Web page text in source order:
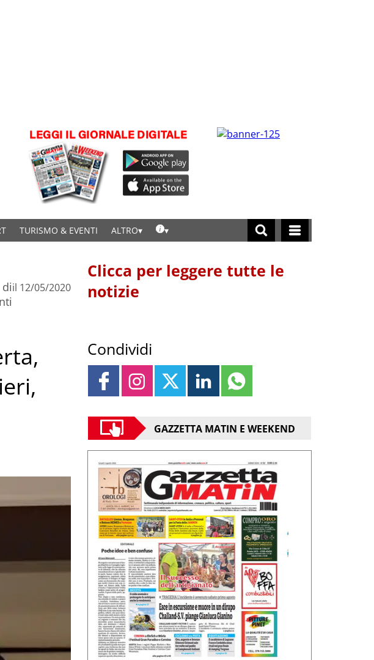
TURISMO & EVENTI ALTRO
diil 12/05/2020
Clicca per leggere tutte le
notizie
Condividi
GAZZETTA MATIN E WEEKEND